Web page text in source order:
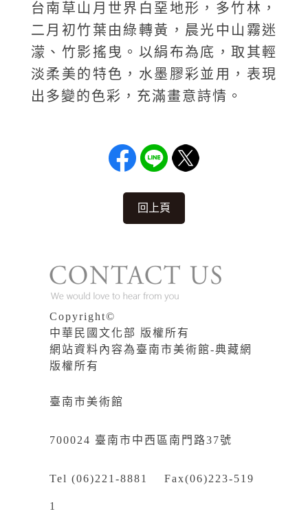
台南草山月世界白堊地形，多竹林，
二月初竹葉由綠轉黃，晨光中山霧迷
濛、竹影搖曳。以絹布為底，取其輕
淡柔美的特色，水墨膠彩並用，表現
出多變的色彩，充滿畫意詩情。
回上頁
Copyright©
中華民國文化部 版權所有
網站資料內容為臺南市美術館-典藏網
版權所有
臺南市美術館
700024 臺南市中西區南門路37號
Tel (06)221-8881 Fax(06)223-519
1